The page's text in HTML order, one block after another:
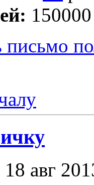
150000
письмо
18 авг